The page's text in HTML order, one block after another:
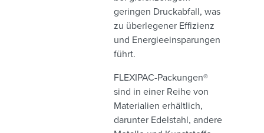
geringen Druckabfall, was
zu überlegener Effizienz
und Energieeinsparungen
führt.
FLEXIPAC-Packungen®
sind in einer Reihe von
Materialien erhältlich,
darunter Edelstahl, andere